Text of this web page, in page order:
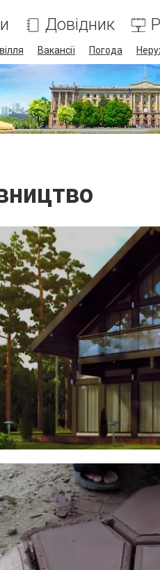
Довідник
Вакансії Погода